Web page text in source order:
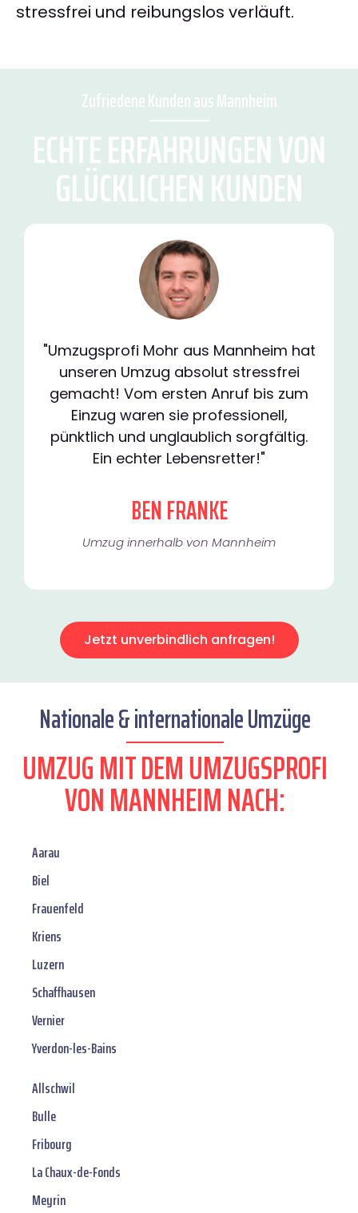
stressfrei und reibungslos verläuft.
Zufriedene Kunden aus Mannheim
ECHTE ERFAHRUNGEN VON
GLÜCKLICHEN KUNDEN
"Umzugsprofi Mohr aus Mannheim hat
unseren Umzug absolut stressfrei
gemacht! Vom ersten Anruf bis zum
Einzug waren sie professionell,
pünktlich und unglaublich sorgfältig.
Ein echter Lebensretter!"
BEN FRANKE
Umzug innerhalb von Mannheim​
Jetzt unverbindlich anfragen!
Nationale & internationale Umzüge
UMZUG MIT DEM UMZUGSPROFI
VON MANNHEIM NACH:
Aarau
Biel
Frauenfeld
Kriens
Luzern
Schaffhausen
Vernier
Yverdon-les-Bains
Allschwil
Bulle
Fribourg
La Chaux-de-Fonds
Meyrin